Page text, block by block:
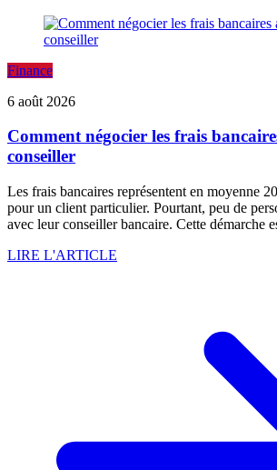
Finance
6 août 2026
Comment négocier les frais
conseiller
Les frais bancaires représentent en moyenne
pour un client particulier. Pourtant, peu de
avec leur conseiller bancaire. Cette démarche
LIRE L'ARTICLE